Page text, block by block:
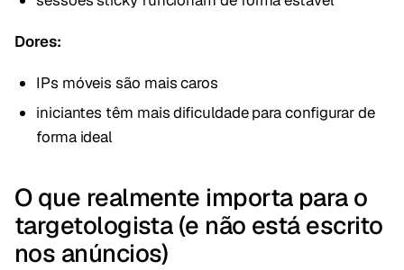
Dores:
IPs móveis são mais caros
iniciantes têm mais dificuldade para configurar de
forma ideal
O que realmente importa para o
targetologista (e não está escrito
nos anúncios)